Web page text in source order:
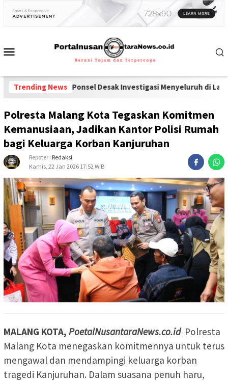
Trending News
Ponsel Desak Investigasi Menyeluruh di Lapas Pamekasan-
Polresta Malang Kota Tegaskan Komitmen
Kemanusiaan, Jadikan Kantor Polisi Rumah
bagi Keluarga Korban Kanjuruhan
Repoter : Redaksi
Kamis, 22 Jan 2026 17:52 WIB
MALANG KOTA, PoetalNusantaraNews.co.idPolresta
Malang Kota menegaskan komitmennya untuk terus
mengawal dan mendampingi keluarga korban
tragedi Kanjuruhan. Dalam suasana penuh haru,